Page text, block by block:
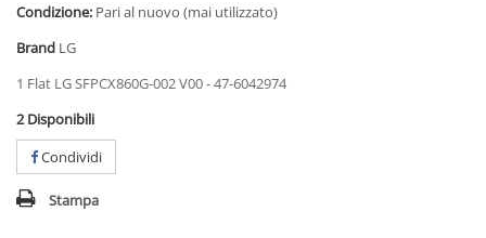
Condizione: Pari al nuovo (mai utilizzato)
Brand LG
1 Flat LG SFPCX860G-002 V00 - 47-6042974
2 Disponibili
Condividi
Stampa